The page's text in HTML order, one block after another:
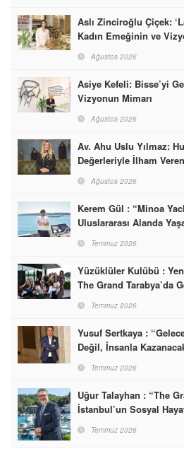
Aslı Zinciroğlu Çiçek:
Kadın Emeğinin ve
Başarabileceğinin En
Ağustos 2026
Asiye Kefeli: Bisse’yi
Vizyonun Mimarı
Ağustos 2026
Av. Ahu Uslu Yılmaz:
Değerleriyle İlham
Ağustos 2026
Kerem Gül : “Minoa
Uluslararası Alanda
Markası Olacak”
Temmuz 2026
Yüzüklüler Kulübü :
The Grand Tarabya’da
Temmuz 2026
Yusuf Sertkaya :
Değil, İnsanla
Temmuz 2026
Uğur Talayhan : “The
İstanbul’un Sosyal
Destinasyon Haline
Temmuz 2026